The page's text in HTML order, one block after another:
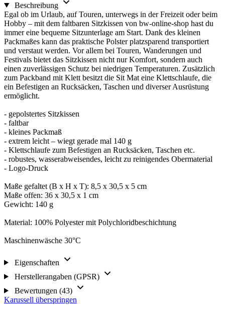
Beschreibung
Egal ob im Urlaub, auf Touren, unterwegs in der Freizeit oder beim
Hobby – mit dem faltbaren Sitzkissen von bw-online-shop hast du
immer eine bequeme Sitzunterlage am Start. Dank des kleinen
Packmaßes kann das praktische Polster platzsparend transportiert
und verstaut werden. Vor allem bei Touren, Wanderungen und
Festivals bietet das Sitzkissen nicht nur Komfort, sondern auch
einen zuverlässigen Schutz bei niedrigen Temperaturen. Zusätzlich
zum Packband mit Klett besitzt die Sit Mat eine Klettschlaufe, die
ein Befestigen an Rucksäcken, Taschen und diverser Ausrüstung
ermöglicht.
- gepolstertes Sitzkissen
- faltbar
- kleines Packmaß
- extrem leicht – wiegt gerade mal 140 g
- Klettschlaufe zum Befestigen an Rucksäcken, Taschen etc.
- robustes, wasserabweisendes, leicht zu reinigendes Obermaterial
- Logo-Druck
Maße gefaltet (B x H x T): 8,5 x 30,5 x 5 cm
Maße offen: 36 x 30,5 x 1 cm
Gewicht: 140 g
Material: 100% Polyester mit Polychloridbeschichtung
Maschinenwäsche 30°C
Eigenschaften
Herstellerangaben (GPSR)
Bewertungen (43)
Karussell überspringen